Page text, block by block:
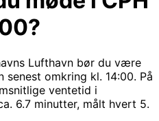
Lufthavn bør du være
senest omkring kl. 14:00. På
ventetid i
6.7 minutter, målt hvert 5.